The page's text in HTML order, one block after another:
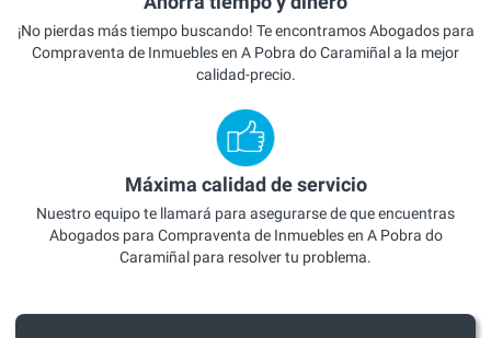
¡No pierdas más tiempo buscando! Te encontramos Abogados para
Compraventa de Inmuebles en A Pobra do Caramiñal a la mejor
calidad-precio.
Máxima calidad de servicio
Nuestro equipo te llamará para asegurarse de que encuentras
Abogados para Compraventa de Inmuebles en A Pobra do
Caramiñal para resolver tu problema.